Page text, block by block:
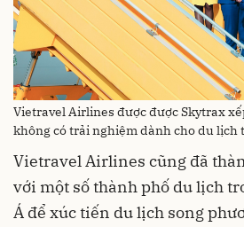
Vietravel Airlines được được Skytrax
không có trải nghiệm dành cho du lịch
Vietravel Airlines cũng đã
với một số thành phố du lịch
Á để xúc tiến du lịch song